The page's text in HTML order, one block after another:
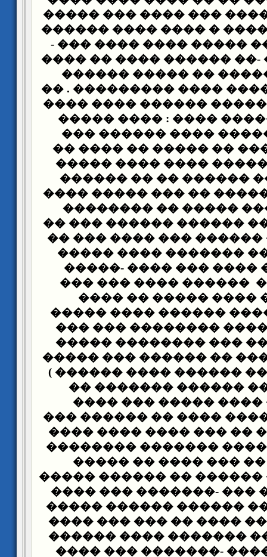
����� ���� ����� ���
�� ���� ���� ���� �
��� ���� ���� �����
����� ������ -��
���� ���� ����� ��
���� ���� ������ ����
��� ��� ���� �����
��� ����� ����� ����
���� ��� ������ ����
���� ��� ����� ��
����� �� �������
���� ��� ��� ������
����� ����� ����� ��
���� ������� �����
����� ��� ���� ������
���� ���� �� ������
�������� ���
���� ��� �� ���� ���
����� ����� ������
���� ���� ����
������� �� ����
���� ����� ����
���� ��� ���� ���
(������ ������� ��
������� ����� ������
��� ������� ������
������ �� ����
������ ���� ���� ����
�������� ��� �� ���
����� ���� �����
�������� �� ���
������� ���� ������
�� �� ���� �� ��� -
������ ������ ������
���� �������� ���� ��
���� �� ��� ��
����� �������� -